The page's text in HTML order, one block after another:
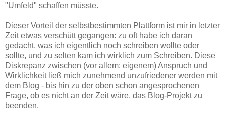
"Umfeld" schaffen müsste.
Dieser Vorteil der selbstbestimmten Plattform ist mir in letzter
Zeit etwas verschütt gegangen: zu oft habe ich daran
gedacht, was ich eigentlich noch schreiben wollte oder
sollte, und zu selten kam ich wirklich zum Schreiben. Diese
Diskrepanz zwischen (vor allem: eigenem) Anspruch und
Wirklichkeit ließ mich zunehmend unzufriedener werden mit
dem Blog - bis hin zu der oben schon angesprochenen
Frage, ob es nicht an der Zeit wäre, das Blog-Projekt zu
beenden.